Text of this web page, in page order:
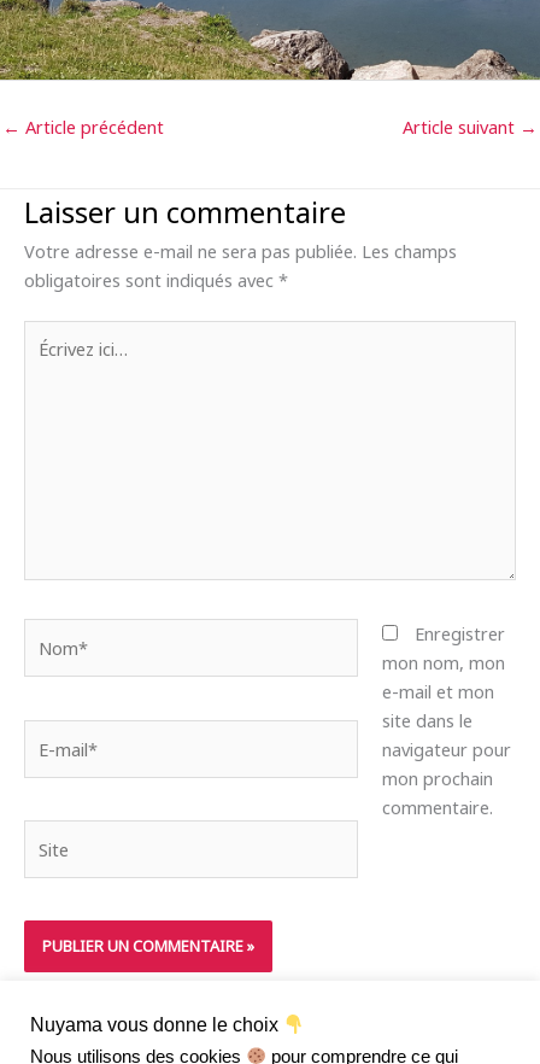
← Article précédent Article suivant →
Laisser un commentaire
Votre adresse e-mail ne sera pas publiée. Les champs
obligatoires sont indiqués avec *
Écrivez
ici…
mail*
Enregistrer
mon nom, mon
e-mail et mon
site dans le
navigateur pour
mon prochain
commentaire.
Nuyama vous donne le choix
Nous utilisons des cookies pour comprendre ce qui